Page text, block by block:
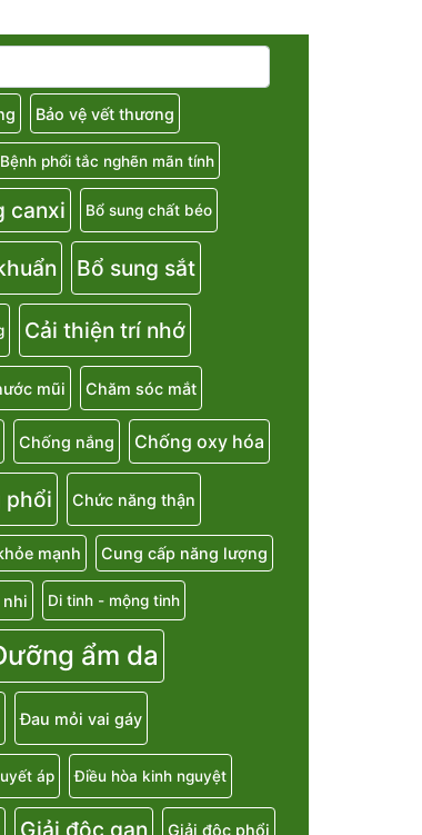
Bảo vệ vết thương
Bệnh phổi tắc nghẽn mãn tính
canxi Bổ sung chất béo
Bổ sung sắt
Cải thiện trí nhớ
mũi Chăm sóc mắt
Chống nắng Chống oxy hóa
phổi Chức năng thận
mạnh Cung cấp năng lượng
nhi Di tinh - mộng tinh
ẩm da
Đau mỏi vai gáy
áp Điều hòa kinh nguyệt
Giải độc gan Giải độc phổi